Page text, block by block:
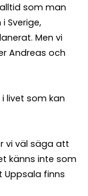
som man
Sverige,
Men vi
Andreas och
livet som kan
vi väl säga att
känns inte som
finns